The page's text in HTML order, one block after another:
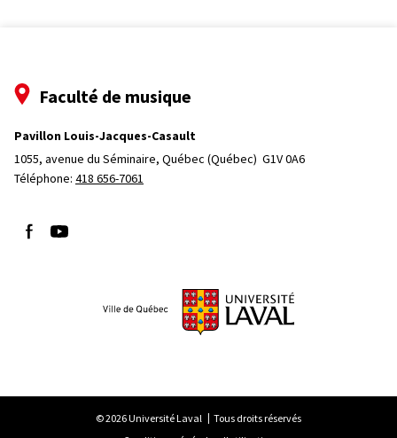
Faculté de musique
Pavillon Louis-Jacques-Casault
1055, avenue du Séminaire, Québec (Québec)  G1V 0A6
Téléphone: 418 656-7061
Suivez-nous sur Facebook
Suivez-nous sur YouTube
© 2026 Université Laval
Tous droits réservés